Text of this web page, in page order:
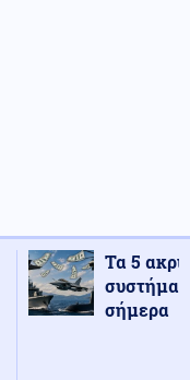
Τα 5
σήμερα